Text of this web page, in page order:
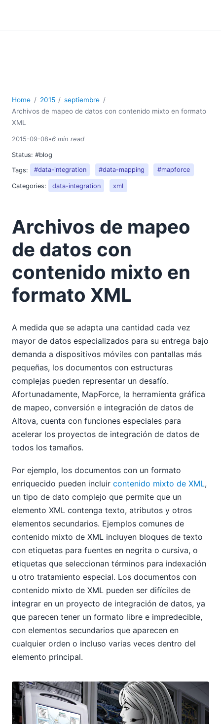
Home 2015
septiembre
Archivos de mapeo de datos con contenido mixto en formato
XML
2015-09-08•6 min read
Status: #blog
Tags:
#data-integration #data-mapping #mapforce
Categories: data-integration xml
Archivos de mapeo
de datos con
contenido mixto en
formato XML
A medida que se adapta una cantidad cada vez
mayor de datos especializados para su entrega bajo
demanda a dispositivos móviles con pantallas más
pequeñas, los documentos con estructuras
complejas pueden representar un desafío.
Afortunadamente, MapForce, la herramienta gráfica
de mapeo, conversión e integración de datos de
Altova, cuenta con funciones especiales para
acelerar los proyectos de integración de datos de
todos los tamaños.
Por ejemplo, los documentos con un formato
enriquecido pueden incluir contenido mixto de XML,
un tipo de dato complejo que permite que un
elemento XML contenga texto, atributos y otros
elementos secundarios. Ejemplos comunes de
contenido mixto de XML incluyen bloques de texto
con etiquetas para fuentes en negrita o cursiva, o
etiquetas que seleccionan términos para indexación
u otro tratamiento especial. Los documentos con
contenido mixto de XML pueden ser difíciles de
integrar en un proyecto de integración de datos, ya
que parecen tener un formato libre e impredecible,
con elementos secundarios que aparecen en
cualquier orden o incluso varias veces dentro del
elemento principal.